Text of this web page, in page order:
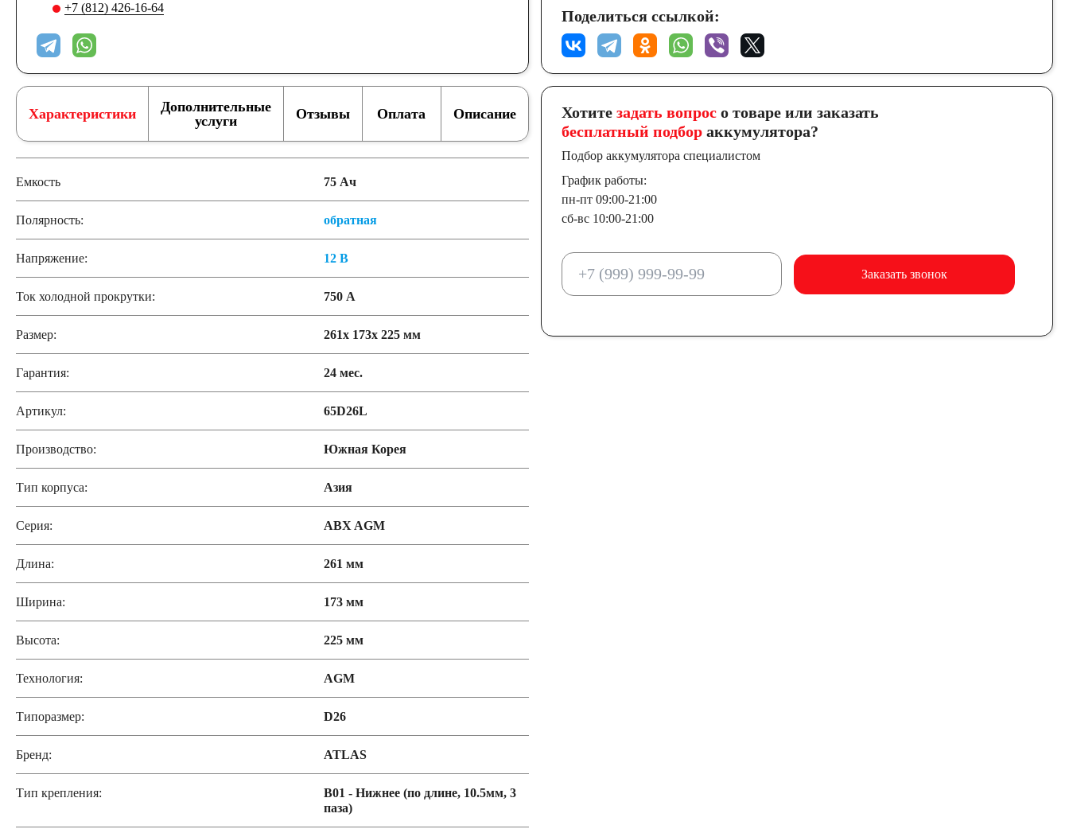
+7 (812) 426-16-64 Поделиться ссылкой:
Характеристики
Дополнительные
услуги
Отзывы Оплата Описание
Емкость 75 Ач
Полярность: обратная
Напряжение: 12 В
Ток холодной прокрутки: 750 А
Размер: 261x 173x 225 мм
Гарантия: 24 меc.
Артикул: 65D26L
Производство: Южная Корея
Тип корпуса: Азия
Серия: ABX AGM
Длина: 261 мм
Ширина: 173 мм
Высота: 225 мм
Технология: AGM
Типоразмер: D26
Бренд: ATLAS
Тип крепления:
B01 - Нижнее (по длине, 10.5мм, 3
паза)
Хотите задать вопросо товаре или заказать
бесплатный подбораккумулятора?
Подбор аккумулятора специалистом
График работы:
пн-пт 09:00-21:00
сб-вс 10:00-21:00
Заказать звонок